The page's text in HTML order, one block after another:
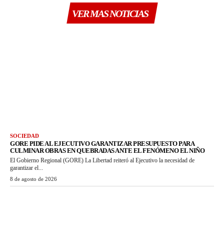
VER MAS NOTICIAS
SOCIEDAD
GORE PIDE AL EJECUTIVO GARANTIZAR PRESUPUESTO PARA
CULMINAR OBRAS EN QUEBRADAS ANTE EL FENÓMENO EL NIÑO
El Gobierno Regional (GORE) La Libertad reiteró al Ejecutivo la necesidad de
garantizar el...
8 de agosto de 2026